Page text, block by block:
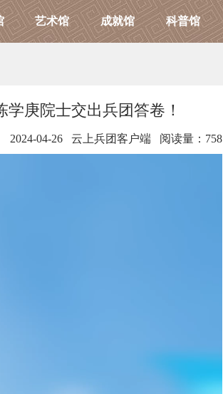
艺术馆 成就馆 科普馆
庚院士交出兵团答卷！
2024-04-26 云上兵团客户端 阅读量：758